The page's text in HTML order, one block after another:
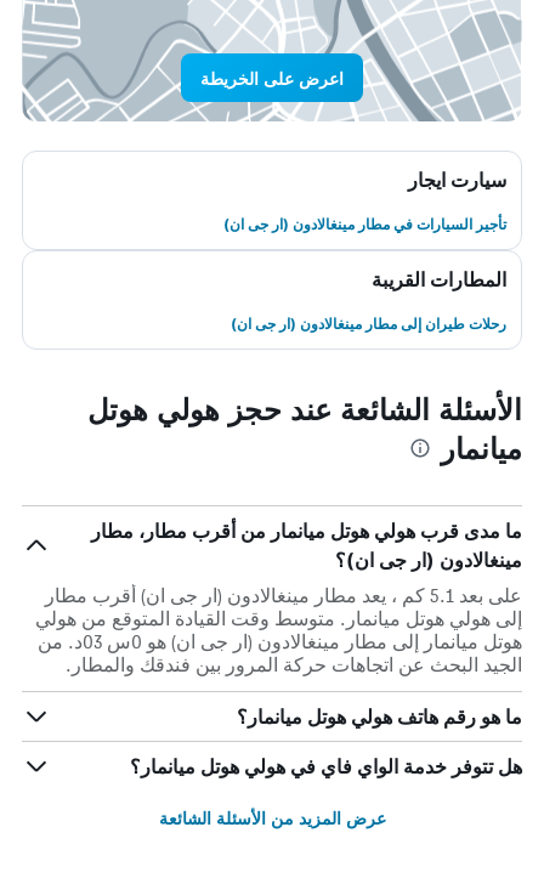
اعرض على الخريطة
سيارت ايجار
تأجير السيارات في مطار مينغالادون (ار جى ان)
المطارات القريبة
رحلات طيران إلى مطار مينغالادون (ار جى ان)
الأسئلة الشائعة عند حجز هولي هوتل
ميانمار
ما مدى قرب هولي هوتل ميانمار من أقرب مطار، مطار
مينغالادون (ار جى ان)؟
على بعد 5.1 كم ، يعد مطار مينغالادون (ار جى ان) أقرب مطار
إلى هولي هوتل ميانمار. متوسط وقت القيادة المتوقع من هولي
هوتل ميانمار إلى مطار مينغالادون (ار جى ان) هو 0س 03د. من
الجيد البحث عن اتجاهات حركة المرور بين فندقك والمطار.
ما هو رقم هاتف هولي هوتل ميانمار؟
هل تتوفر خدمة الواي فاي في هولي هوتل ميانمار؟
عرض المزيد من الأسئلة الشائعة